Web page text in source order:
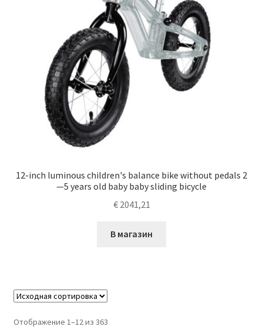
12-inch luminous children's balance bike without pedals 2
—5 years old baby baby sliding bicycle
€2041,21
В магазин
Отображение 1–12 из 363